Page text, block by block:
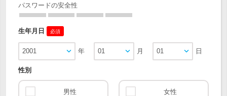
パスワードの安全性
生年月日 必須
2001 年 01 月 01 日
性別
男性 女性